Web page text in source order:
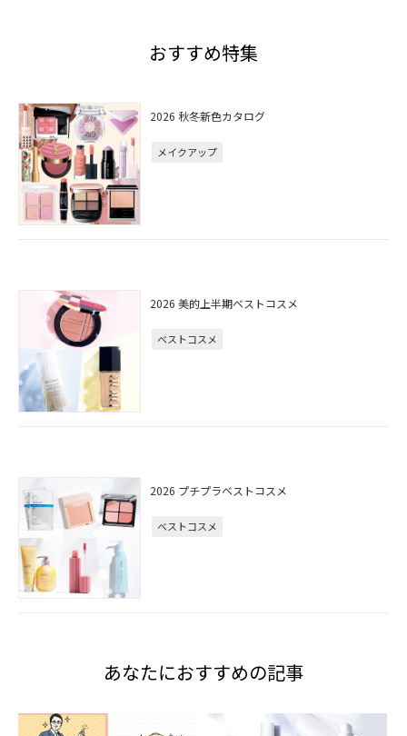
おすすめ特集
2026 秋冬新色カタログ
メイクアップ
2026 美的上半期ベストコスメ
ベストコスメ
2026 プチプラベストコスメ
ベストコスメ
あなたにおすすめの記事